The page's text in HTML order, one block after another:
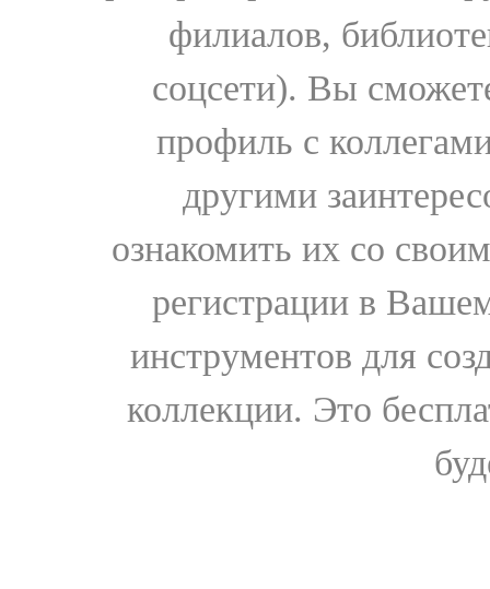
филиалов,
соцсети). Вы
профиль с
другими
ознакомить их со
регистрации в
инструментов для
коллекции. Это